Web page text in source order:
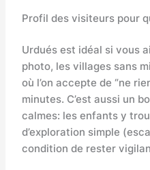
Profil des visiteurs pour
Urdués est idéal si vous
photo, les villages sans
où l’on accepte de “ne
minutes. C’est aussi un
calmes: les enfants y
d’exploration simple
condition de rester